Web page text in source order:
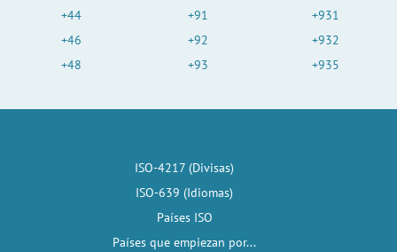
+44
+46
+48
+91
+92
+93
+931
+932
+935
ISO-4217 (Divisas)
ISO-639 (Idiomas)
Países ISO
Países que empiezan por...